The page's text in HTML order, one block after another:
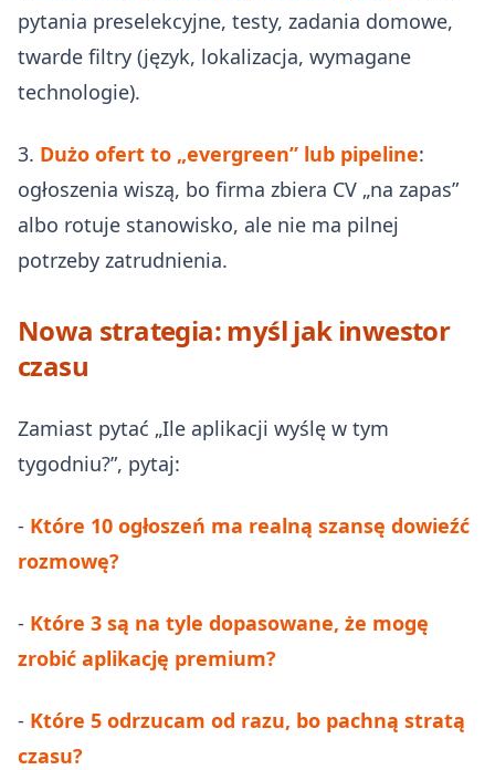
pytania preselekcyjne, testy, zadania domowe,
twarde filtry (język, lokalizacja, wymagane
technologie).
3. Dużo ofert to „evergreen” lub pipeline:
ogłoszenia wiszą, bo firma zbiera CV „na zapas”
albo rotuje stanowisko, ale nie ma pilnej
potrzeby zatrudnienia.
Nowa strategia: myśl jak inwestor
czasu
Zamiast pytać „Ile aplikacji wyślę w tym
tygodniu?”, pytaj:
- Które 10 ogłoszeń ma realną szansę dowieźć
rozmowę?
- Które 3 są na tyle dopasowane, że mogę
zrobić aplikację premium?
- Które 5 odrzucam od razu, bo pachną stratą
czasu?